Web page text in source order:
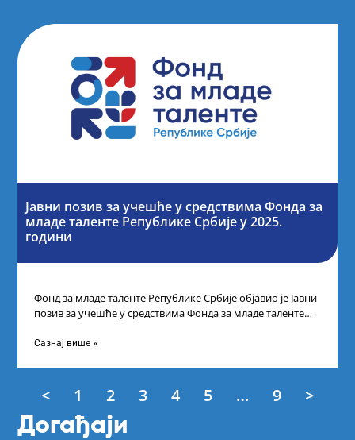
Јавни позив за учешће у средствима Фонда за
младе таленте Републике Србије у 2025.
години
Фонд за младе таленте Републике Србије објавио је Јавни
позив за учешће у средствима Фонда за младе таленте
Сазнај више »
< 1 2 3 4 5 … 9 >
Догађаји